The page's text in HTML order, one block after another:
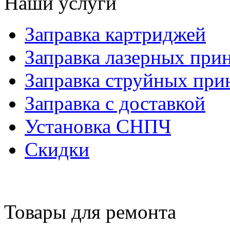
Заправка картриджей
Заправка лазерных
Заправка струйных
Заправка с доставкой
Установка СНПЧ
Скидки
Товары для ремонта